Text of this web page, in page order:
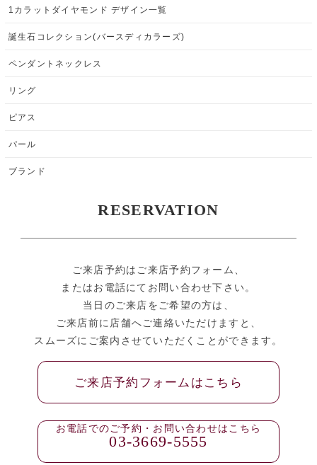
1カラットダイヤモンド デザイン一覧
誕生石コレクション(バースディカラーズ)
ペンダントネックレス
リング
ピアス
パール
ブランド
RESERVATION
ご来店予約はご来店予約フォーム、
またはお電話にてお問い合わせ下さい。
当日のご来店をご希望の方は、
ご来店前に店舗へご連絡いただけますと、
スムーズにご案内させていただくことができます。
ご来店予約フォームはこちら
お電話でのご予約・お問い合わせはこちら
03-3669-5555